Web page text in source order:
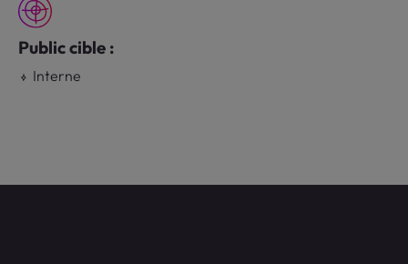
Public cible :
Interne